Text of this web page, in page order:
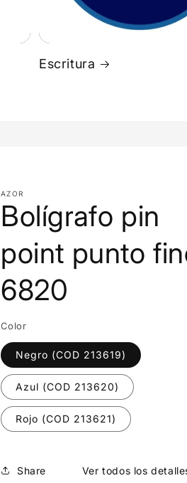
Escritura
AZOR
Bolígrafo pin
point punto
6820
Color
Negro (COD 213619)
Azul (COD 213620)
Rojo (COD 213621)
Share Ver todos los